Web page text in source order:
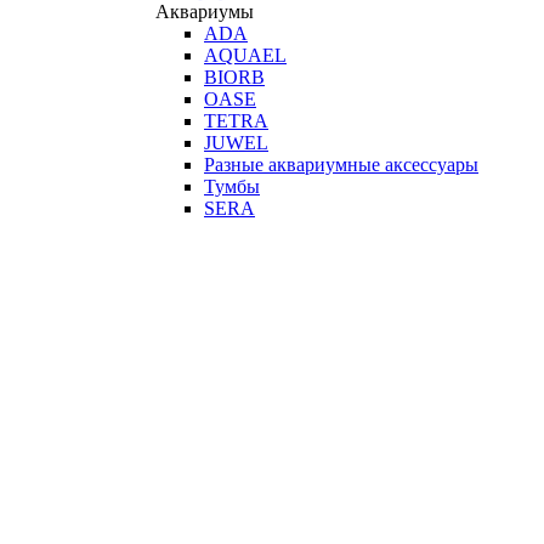
Аквариумы
ADA
AQUAEL
BIORB
OASE
TETRA
JUWEL
Разные аквариумные аксессуары
Тумбы
SERA